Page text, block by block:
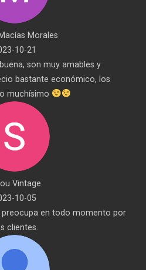
Morales
10-21
son muy amables y
bastante económico, los
muchísimo
Vintage
10-05
preocupa en todo momento por
clientes.